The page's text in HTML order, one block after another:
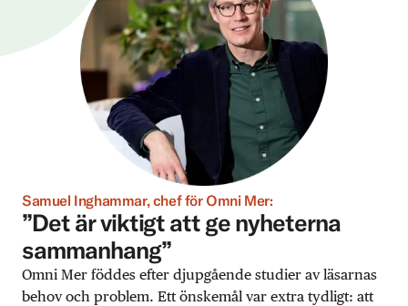
Samuel Inghammar, chef för Omni Mer:
”Det är viktigt att ge nyheterna
sammanhang”
Omni Mer föddes efter djupgående studier av läsarnas
behov och problem. Ett önskemål var extra tydligt: att